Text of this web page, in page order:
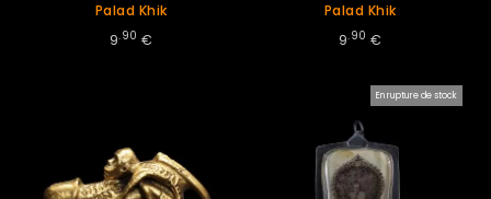
Palad Khik
9.90 €
Palad Khik
9.90 €
En rupture de stock